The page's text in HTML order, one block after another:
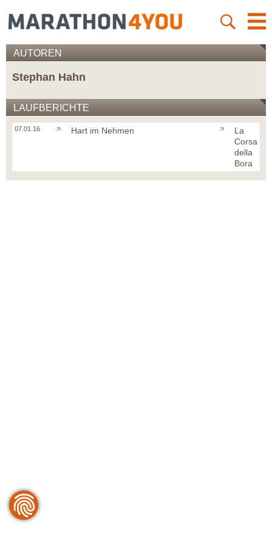
AUTOREN
Stephan Hahn
LAUFBERICHTE
07.01.16 Hart im Nehmen
La
Corsa
della
Bora